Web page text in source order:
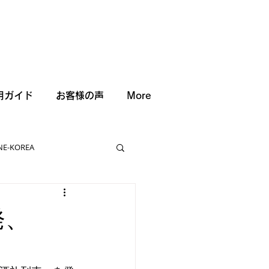
ガイド お客様の声 More
KOREA